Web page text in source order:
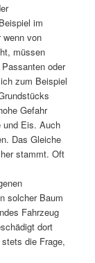
im
wenn von
müssen
oder
zum Beispiel
Gefahr
und Eis. Auch
Das Gleiche
stammt. Oft
solcher Baum
Fahrzeug
dort
die Frage,